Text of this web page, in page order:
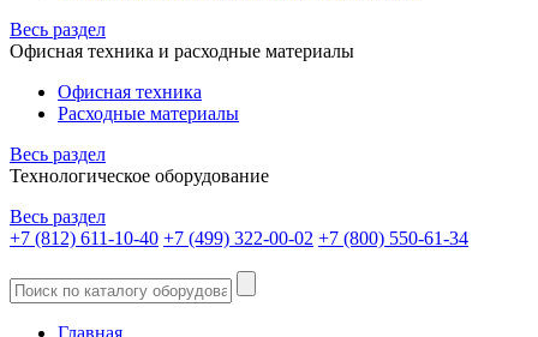
Весь раздел
Офисная техника и расходные материалы
Офисная техника
Расходные материалы
Весь раздел
Технологическое оборудование
Весь раздел
+7 (812) 611-10-40 +7 (499) 322-00-02 +7 (800) 550-61-34
Главная